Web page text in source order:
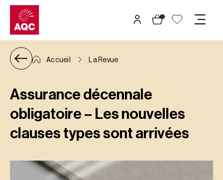
Panneau de gestion des cookies
0
Accueil La Revue
Assurance décennale
obligatoire – Les nouvelles
clauses types sont arrivées